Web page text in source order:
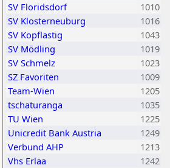
SV Floridsdorf
1010
SV Klosterneuburg
1016
SV Kopflastig
1043
SV Mödling
1019
SV Schmelz
1023
SZ Favoriten
1009
Team-Wien
1205
tschaturanga
1035
TU Wien
1225
Unicredit Bank Austria
1249
Verbund AHP
1213
Vhs Erlaa
1242